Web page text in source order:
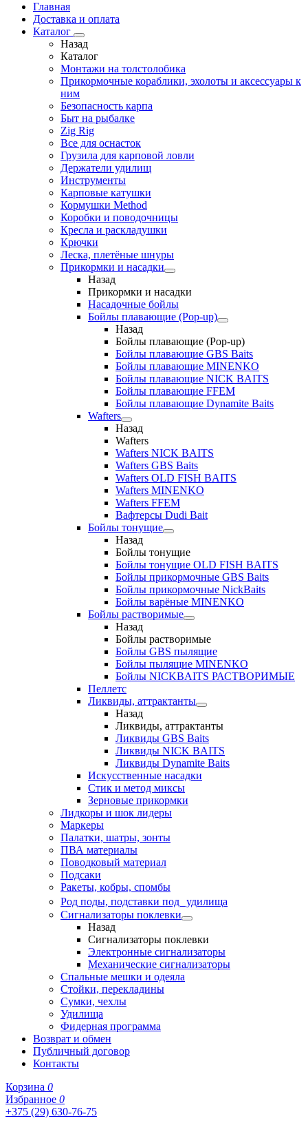
Главная
Доставка и оплата
Каталог
Назад
Каталог
Монтажи на толстолобика
Прикормочные кораблики, эхолоты и аксессуары к
ним
Безопасность карпа
Быт на рыбалке
Zig Rig
Все для оснасток
Грузила для карповой ловли
Держатели удилищ
Инструменты
Карповые катушки
Кормушки Method
Коробки и поводочницы
Кресла и раскладушки
Крючки
Леска, плетёные шнуры
Прикормки и насадки
Назад
Прикормки и насадки
Насадочные бойлы
Бойлы плавающие (Pop-up)
Назад
Бойлы плавающие (Pop-up)
Бойлы плавающие GBS Baits
Бойлы плавающие MINENKO
Бойлы плавающие NICK BAITS
Бойлы плавающие FFEM
Бойлы плавающие Dynamite Baits
Wafters
Назад
Wafters
Wafters NICK BAITS
Wafters GBS Baits
Wafters OLD FISH BAITS
Wafters MINENKO
Wafters FFEM
Вафтерсы Dudi Bait
Бойлы тонущие
Назад
Бойлы тонущие
Бойлы тонущие OLD FISH BAITS
Бойлы прикормочные GBS Baits
Бойлы прикормочные NickBaits
Бойлы варёные MINENKO
Бойлы растворимые
Назад
Бойлы растворимые
Бойлы GBS пылящие
Бойлы пылящие MINENKO
Бойлы NICKBAITS РАСТВОРИМЫЕ
Пеллетс
Ликвиды, аттрактанты
Назад
Ликвиды, аттрактанты
Ликвиды GBS Baits
Ликвиды NICK BAITS
Ликвиды Dynamite Baits
Искусственные насадки
Стик и метод миксы
Зерновые прикормки
Лидкоры и шок лидеры
Маркеры
Палатки, шатры, зонты
ПВА материалы
Поводковый материал
Подсаки
Ракеты, кобры, спомбы
Род поды, подставки под удилища
Сигнализаторы поклевки
Назад
Сигнализаторы поклевки
Электронные сигнализаторы
Механические сигнализаторы
Спальные мешки и одеяла
Стойки, перекладины
Сумки, чехлы
Удилища
Фидерная программа
Возврат и обмен
Публичный договор
Контакты
Корзина 0
Избранное 0
+375 (29) 630-76-75